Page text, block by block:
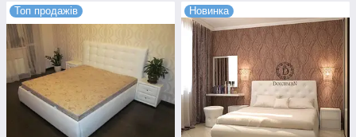
Топ продажів Новинка